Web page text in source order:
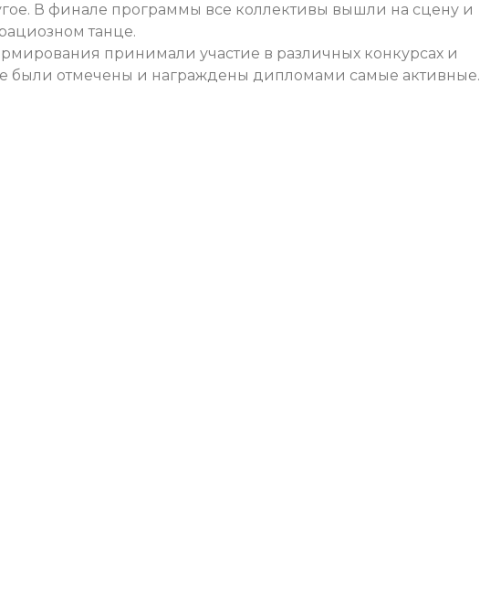
В финале программы все коллективы вышли на сцену и
танце.
принимали участие в различных конкурсах и
были отмечены и награждены дипломами самые активные.